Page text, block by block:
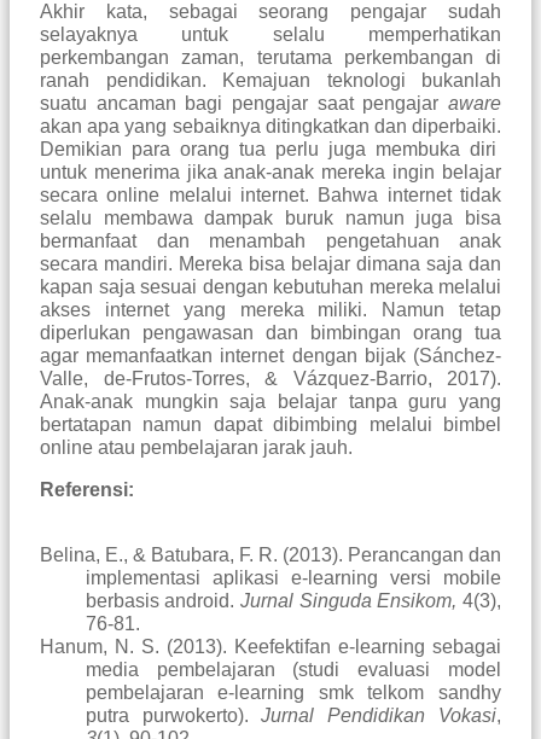
Akhir kata, sebagai seorang pengajar sudah
selayaknya untuk selalu memperhatikan
perkembangan zaman, terutama perkembangan di
ranah pendidikan. Kemajuan teknologi bukanlah
suatu ancaman bagi pengajar saat pengajar aware
akan apa yang sebaiknya ditingkatkan dan diperbaiki.
Demikian para orang tua perlu juga membuka diri
untuk menerima jika anak-anak mereka ingin belajar
secara online melalui internet. Bahwa internet tidak
selalu membawa dampak buruk namun juga bisa
bermanfaat dan menambah pengetahuan anak
secara mandiri. Mereka bisa belajar dimana saja dan
kapan saja sesuai dengan kebutuhan mereka melalui
akses internet yang mereka miliki. Namun tetap
diperlukan pengawasan dan bimbingan orang tua
agar memanfaatkan internet dengan bijak (Sánchez-
Valle, de-Frutos-Torres, & Vázquez-Barrio, 2017).
Anak-anak mungkin saja belajar tanpa guru yang
bertatapan namun dapat dibimbing melalui bimbel
online atau pembelajaran jarak jauh.
Referensi:
Belina, E., & Batubara, F. R. (2013). Perancangan dan
implementasi aplikasi e-learning versi mobile
berbasis android.Jurnal Singuda Ensikom,4(3),
76-81.
Hanum, N. S. (2013). Keefektifan e-learning sebagai
media pembelajaran (studi evaluasi model
pembelajaran e-learning smk telkom sandhy
putra purwokerto).Jurnal Pendidikan Vokasi,